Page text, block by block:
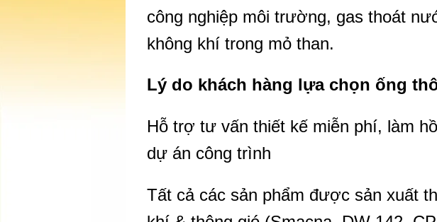
công nghiệp môi trường, gas thoát
không khí trong mỏ than.
​Lý do khách hàng lựa chọn ống
Hỗ trợ tư vấn thiết kế miễn phí, làm
dự án công trình
Tất cả các sản phẩm được sản xuất